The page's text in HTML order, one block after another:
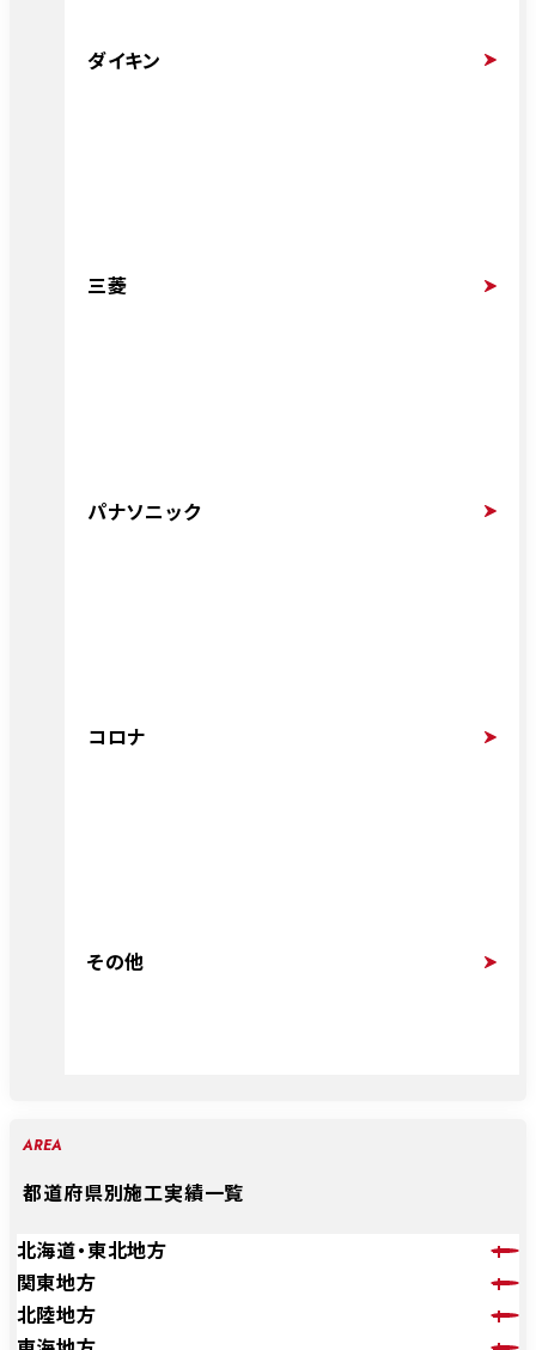
ダイキン
三菱
パナソニック
コロナ
その他
AREA
都道府県別施工実績一覧
北海道・東北地方
関東地方
北陸地方